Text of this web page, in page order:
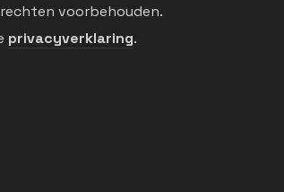
voorbehouden.
privacyverklaring.